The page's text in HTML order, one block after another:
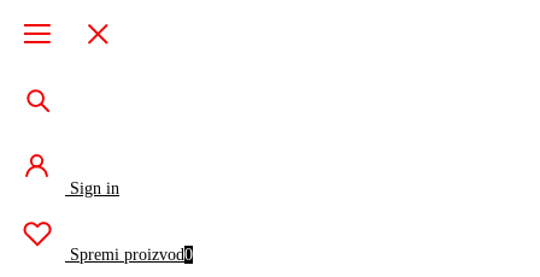
Sign in
Spremi proizvod0